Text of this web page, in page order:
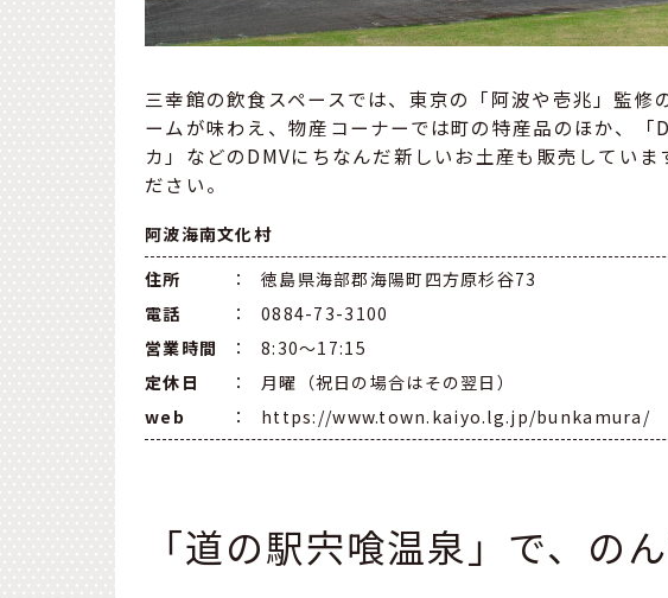
三幸館の飲食スペースでは、東京の「阿波や壱兆」監修
ームが味わえ、物産コーナーでは町の特産品のほか、「
カ」などのDMVにちなんだ新しいお土産も販売していま
ださい。
阿波海南文化村
住所
：
徳島県海部郡海陽町四方原杉谷73
電話
：
0884-73-3100
営業時間
：
8:30～17:15
定休日
：
月曜（祝日の場合はその翌日）
web
： https://www.town.kaiyo.lg.jp/bunkamura/
「道の駅宍喰温泉」で、の